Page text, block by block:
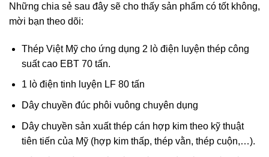
Những chia sẻ sau đây sẽ cho thấy sản phẩm có tốt không,
mời bạn theo dõi:
Thép ViệtMỹ cho ứng dụng 2 lò điện luyện thép công
suất cao EBT 70 tấn.
1 lò điện tinh luyện LF 80 tấn
Dây chuyền đúc phôi vuông chuyên dụng
Dây chuyền sản xuất thép cán hợp kim theo kỹ thuật
tiên tiến của Mỹ (hợp kim thấp, thép vằn, thép cuộn,…).